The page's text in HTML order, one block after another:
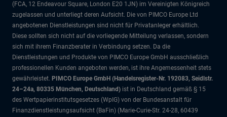
(FCA, 12 Endeavour Square, London E20 1JN) im Vereinigten Königreich
zugelassen und unterliegt deren Aufsicht. Die von PIMCO Europe Ltd
angebotenen Dienstleistungen sind nicht für Privatanleger erhältlich.
Diese sollten sich nicht auf die vorliegende Mitteilung verlassen, sondern
sich mit ihrem Finanzberater in Verbindung setzen. Da die
Dienstleistungen und Produkte von PIMCO Europe GmbH ausschließlich
professionellen Kunden angeboten werden, ist ihre Angemessenheit stets
gewährleistet. PIMCO Europe GmbH (Handelsregister-Nr. 192083, Seidlstr.
24–24a, 80335 München, Deutschland) ist in Deutschland gemäß § 15
des Wertpapierinstitutsgesetzes (WpIG) von der Bundesanstalt für
Finanzdienstleistungsaufsicht (BaFin) (Marie-Curie-Str. 24-28, 60439